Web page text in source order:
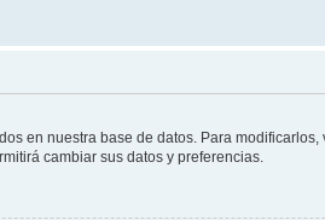
en nuestra base de datos. Para
cambiar sus datos y preferencias.